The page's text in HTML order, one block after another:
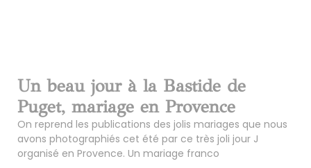
Un beau jour à la Bastide de
Puget, mariage en Provence
On reprend les publications des jolis mariages que nous
avons photographiés cet été par ce très joli jour J
organisé en Provence. Un mariage franco